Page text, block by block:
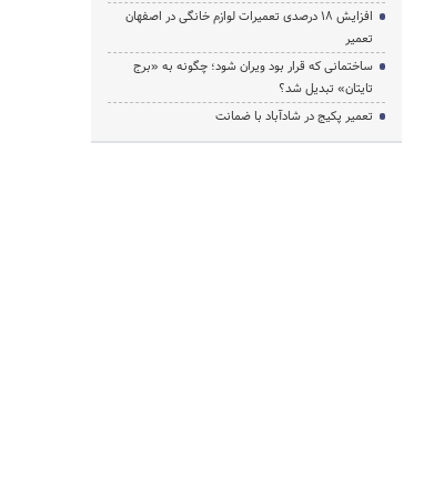
افزایش ۱۸ درصدی تعمیرات لوازم خانگی در اصفهان
تعمیر
ساختمانی که قرار بود ویران شود؛ چگونه به «برج
تایتان» تبدیل شد؟
تعمیر پکیج در شادآباد با ضمانت